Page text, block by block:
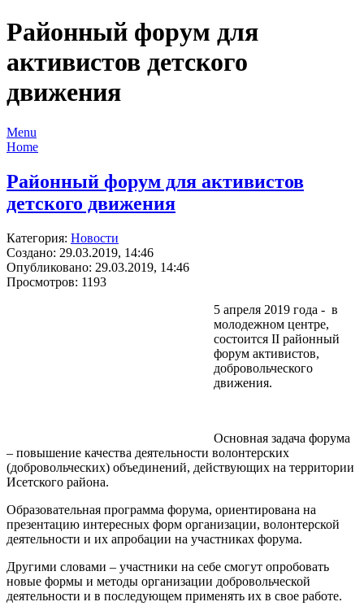
Районный форум для
активистов детского
движения
Menu
Home
Районный форум для активистов
детского движения
Категория: Новости
Создано: 29.03.2019, 14:46
Опубликовано: 29.03.2019, 14:46
Просмотров: 1193
5 апреля 2019 года - в
молодежном центре,
состоится II районный
форум активистов,
добровольческого
движения.
Основная задача форума
– повышение качества деятельности волонтерских
(добровольческих) объединений, действующих на территории
Исетского района.
Образовательная программа форума, ориентирована на
презентацию интересных форм организации, волонтерской
деятельности и их апробации на участниках форума.
Другими словами – участники на себе смогут опробовать
новые формы и методы организации добровольческой
деятельности и в последующем применять их в свое работе.